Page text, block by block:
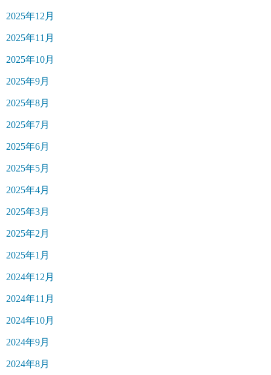
2025年12月
2025年11月
2025年10月
2025年9月
2025年8月
2025年7月
2025年6月
2025年5月
2025年4月
2025年3月
2025年2月
2025年1月
2024年12月
2024年11月
2024年10月
2024年9月
2024年8月